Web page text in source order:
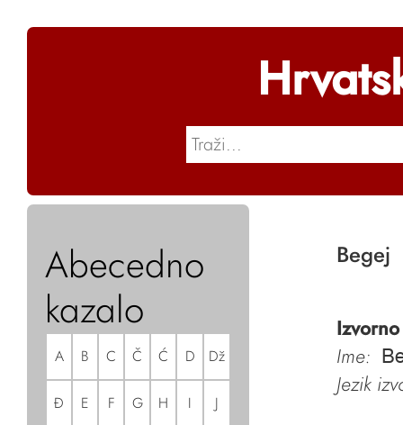
Abecedno
kazalo
A B C Č Ć D Dž
Đ E F G H I J
Begej
Ime:
Jezik